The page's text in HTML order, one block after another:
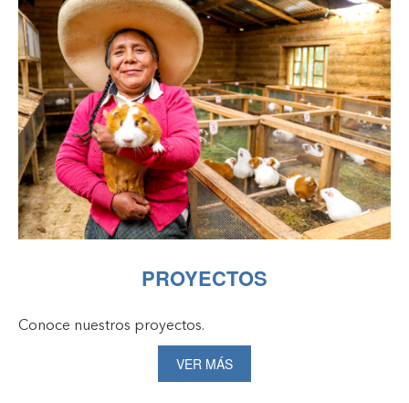
PROYECTOS
Conoce nuestros proyectos.
VER MÁS